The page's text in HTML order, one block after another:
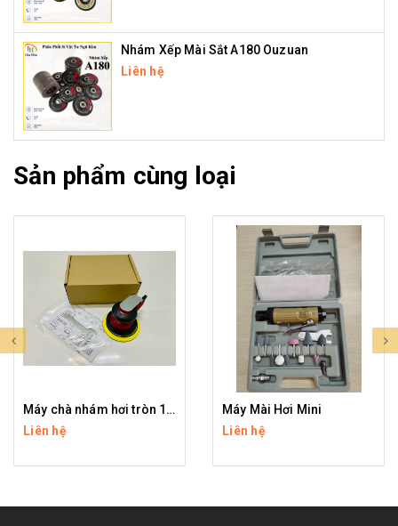
Nhám Xếp Mài Sắt A180 Ouzuan
Liên hệ
Sản phẩm cùng loại
Máy chà nhám hơi tròn 125mm Prima ( JH )
Liên hệ
Máy Mài Hơi Mini
Liên hệ